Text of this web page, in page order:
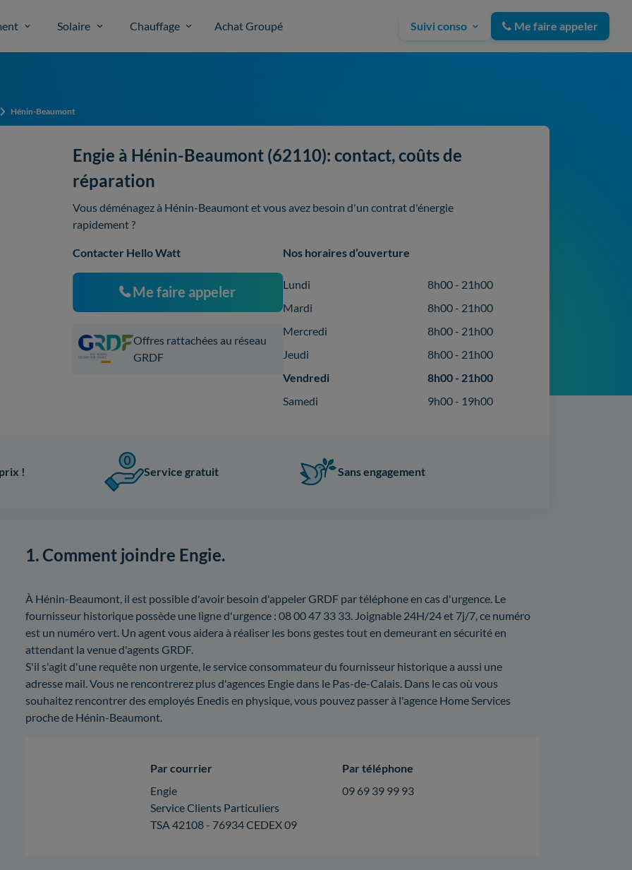
Solaire Chauffage Achat Groupé Suivi conso Me faire appeler
Hénin-Beaumont
Engie à Hénin-Beaumont (62110): contact, coûts de
réparation
Vous déménagez à Hénin-Beaumont et vous avez besoin d'un contrat d'énergie
rapidement ?
Contacter Hello Watt
Me faire appeler
Offres rattachées au réseau
GRDF
Nos horaires d’ouverture
Lundi
8h00 - 21h00
Mardi
8h00 - 21h00
Mercredi
8h00 - 21h00
Jeudi
8h00 - 21h00
Vendredi
8h00 - 21h00
Samedi
9h00 - 19h00
! Service gratuit Sans engagement
1. Comment joindre Engie.
À Hénin-Beaumont, il est possible d'avoir besoin d'appeler GRDF par téléphone en cas d'urgence. Le
fournisseur historique possède une ligne d'urgence : 08 00 47 33 33. Joignable 24H/24 et 7j/7, ce numéro
est un numéro vert. Un agent vous aidera à réaliser les bons gestes tout en demeurant en sécurité en
attendant la venue d'agents GRDF.
S'il s'agit d'une requête non urgente, le service consommateur du fournisseur historique a aussi une
adresse mail. Vous ne rencontrerez plus d'agences Engie dans le Pas-de-Calais. Dans le cas où vous
souhaitez rencontrer des employés Enedis en physique, vous pouvez passer à l'agence Home Services
proche de Hénin-Beaumont.
Par courrier
Engie
Service Clients Particuliers
TSA 42108 - 76934 CEDEX 09
Par téléphone
09 69 39 99 93